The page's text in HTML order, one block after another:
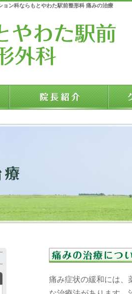
ン科ならもとやわた駅前整形科 痛みの治療
痛み症状の緩和には、